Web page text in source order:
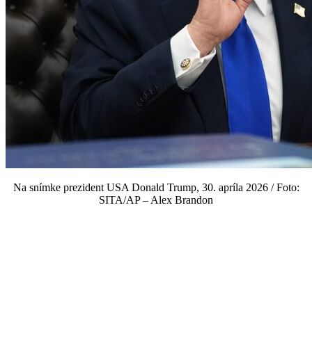
Na snímke prezident USA Donald Trump, 30. apríla 2026 / Foto:
SITA/AP – Alex Brandon